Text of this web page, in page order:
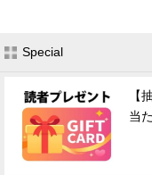
Special
【
当